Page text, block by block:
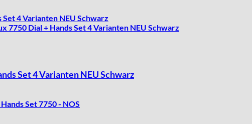
Set 4 Varianten NEU Schwarz